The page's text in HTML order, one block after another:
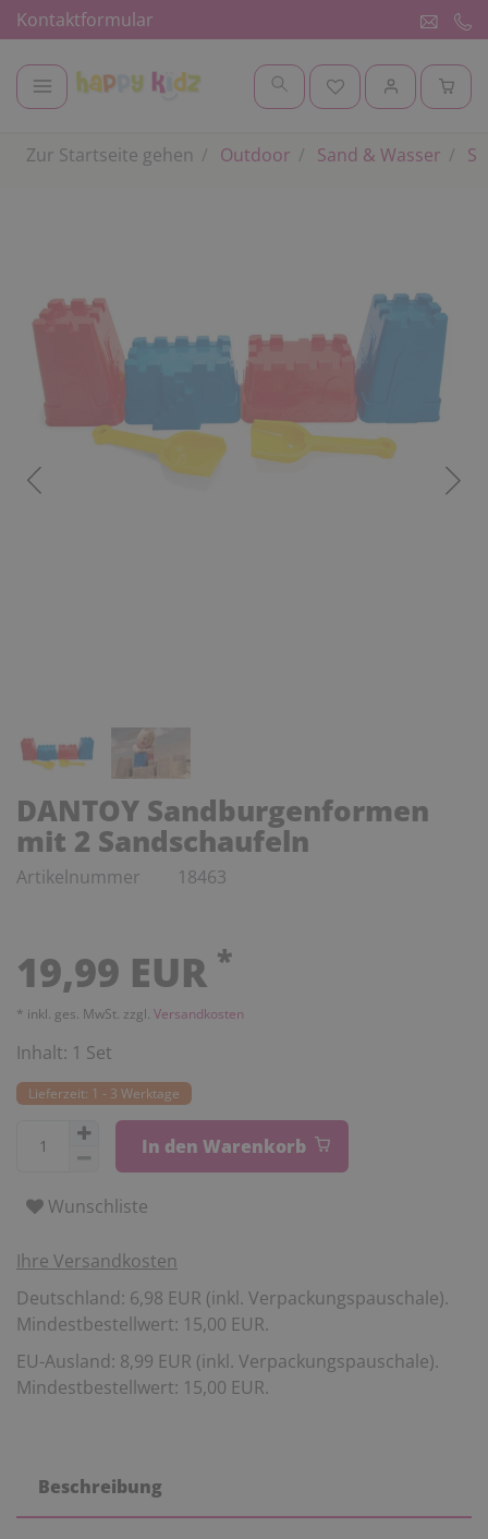
Kontaktformular
Zur Startseite gehen Outdoor Sand & Wasser
DANTOY Sandburgenformen
mit 2 Sandschaufeln
Artikelnummer 18463
19,99 EUR *
* inkl. ges. MwSt. zzgl. Versandkosten
Inhalt: 1 Set
Lieferzeit: 1 - 3 Werktage
In den Warenkorb
Wunschliste
Ihre Versandkosten
Deutschland: 6,98 EUR (inkl. Verpackungspauschale).
Mindestbestellwert: 15,00 EUR.
EU-Ausland: 8,99 EUR (inkl. Verpackungspauschale).
Mindestbestellwert: 15,00 EUR.
Beschreibung